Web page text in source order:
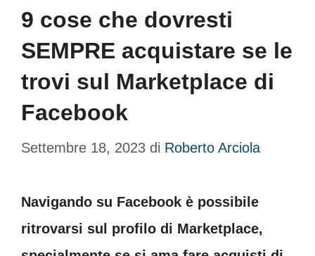
9 cose che dovresti
SEMPRE acquistare se le
trovi sul Marketplace di
Facebook
Settembre 18, 2023 di Roberto Arciola
Navigando su Facebook è possibile
ritrovarsi sul profilo di Marketplace,